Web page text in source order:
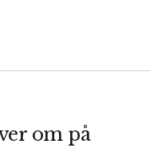
om på